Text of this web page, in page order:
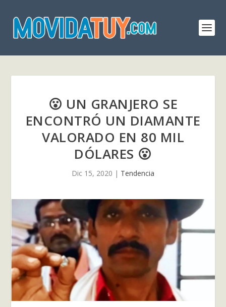
😮 UN GRANJERO SE
ENCONTRÓ UN DIAMANTE
VALORADO EN 80 MIL
DÓLARES 😮
Dic 15, 2020 | Tendencia